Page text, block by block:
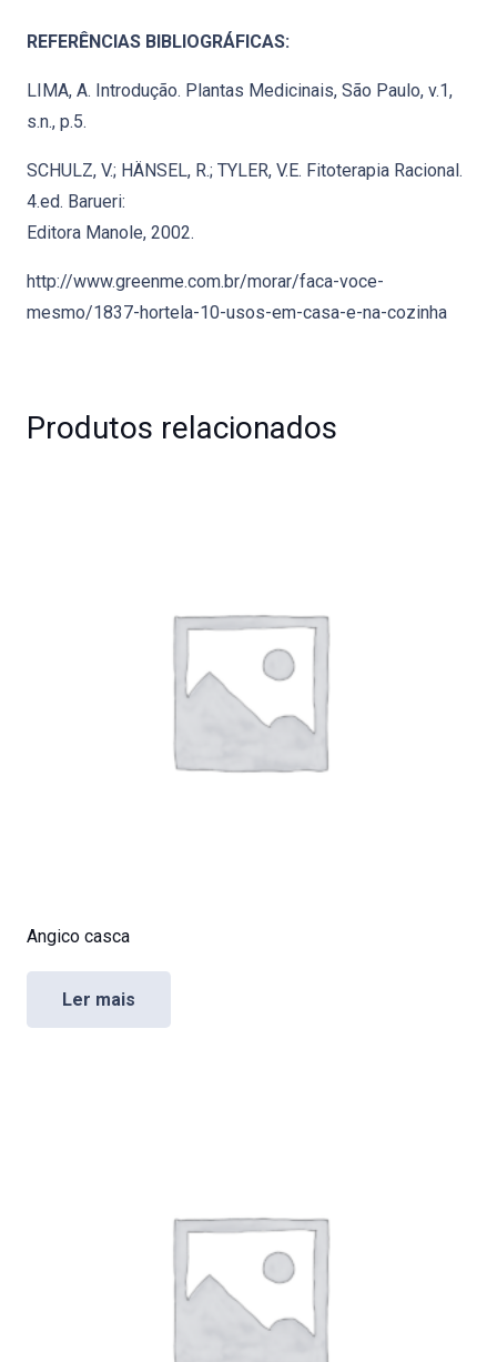
REFERÊNCIAS BIBLIOGRÁFICAS:
LIMA, A. Introdução. Plantas Medicinais, São Paulo, v.1,
s.n., p.5.
SCHULZ, V.; HÄNSEL, R.; TYLER, V.E. Fitoterapia Racional.
4.ed. Barueri:
Editora Manole, 2002.
http://www.greenme.com.br/morar/faca-voce-
mesmo/1837-hortela-10-usos-em-casa-e-na-cozinha
Produtos relacionados
Angico casca
Ler mais